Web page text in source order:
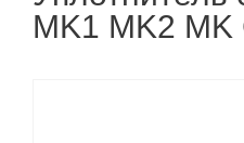
MK1 MK2